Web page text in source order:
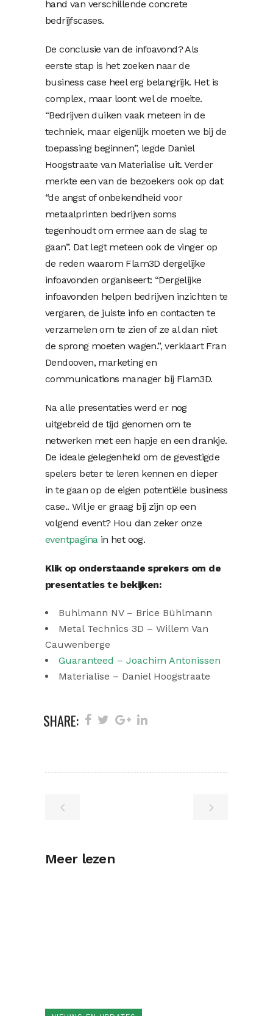
hand van verschillende concrete
bedrijfscases.
De conclusie van de infoavond? Als
eerste stap is het zoeken naar de
business case heel erg belangrijk. Het is
complex, maar loont wel de moeite.
“Bedrijven duiken vaak meteen in de
techniek, maar eigenlijk moeten we bij de
toepassing beginnen”, legde Daniel
Hoogstraate van Materialise uit. Verder
merkte een van de bezoekers ook op dat
“de angst of onbekendheid voor
metaalprinten bedrijven soms
tegenhoudt om ermee aan de slag te
gaan”. Dat legt meteen ook de vinger op
de reden waarom Flam3D dergelijke
infoavonden organiseert: “Dergelijke
infoavonden helpen bedrijven inzichten te
vergaren, de juiste info en contacten te
verzamelen om te zien of ze al dan niet
de sprong moeten wagen.”, verklaart Fran
Dendooven, marketing en
communications manager bij Flam3D.
Na alle presentaties werd er nog
uitgebreid de tijd genomen om te
netwerken met een hapje en een drankje.
De ideale gelegenheid om de gevestigde
spelers beter te leren kennen en dieper
in te gaan op de eigen potentiële business
case.. Wil je er graag bij zijn op een
volgend event? Hou dan zeker onze
eventpaginain het oog.
Klik op onderstaande sprekers om de
presentaties te bekijken:
Buhlmann NV – Brice Bühlmann
Metal Technics 3D – Willem Van
Cauwenberge
Guaranteed – Joachim Antonissen
Materialise – Daniel Hoogstraate
SHARE:
Meer lezen